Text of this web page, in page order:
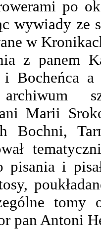
po
wywiady ze
w
z panem
Bocheńca a
Marii
Bochni,
pisania i
tomy
pan Antoni